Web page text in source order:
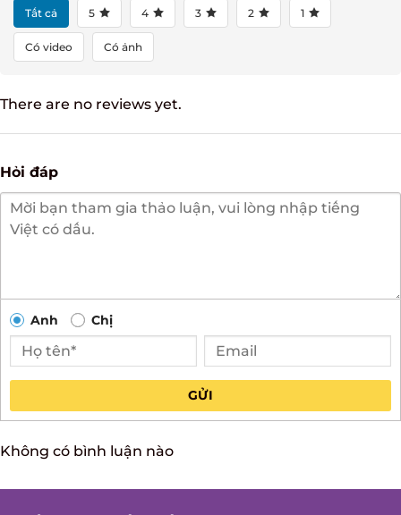
Tất cả 5 4 3 2 1
Có video Có ảnh
Hỏi đáp
Anh Chị
GỬI